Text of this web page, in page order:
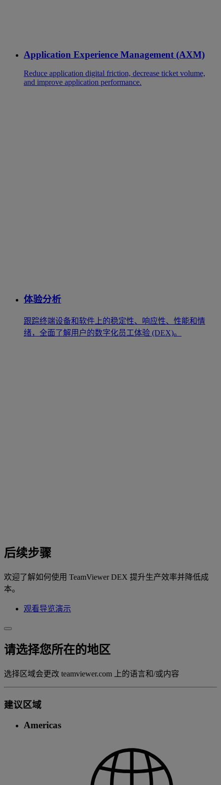
Application Experience Management (AXM)
Reduce application digital friction, decrease ticket volume,
and improve application performance.
体验分析
跟踪终端设备和软件上的稳定性、响应性、性能和情
绪，全面了解用户的数字化员工体验 (DEX)。
后续步骤
欢迎了解如何使用 TeamViewer DEX 提升生产效率并降低成
本。
观看导览演示
请选择您所在的地区
选择区域会更改 teamviewer.com 上的语言和/或内容
建议区域
Americas